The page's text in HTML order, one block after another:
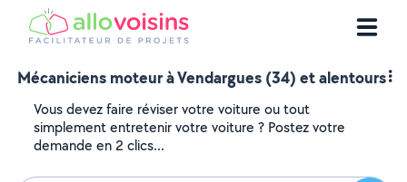
Mécaniciens moteur à Vendargues (34) et alentours
Vous devez faire réviser votre voiture ou tout
simplement entretenir votre voiture ? Postez votre
demande en 2 clics...